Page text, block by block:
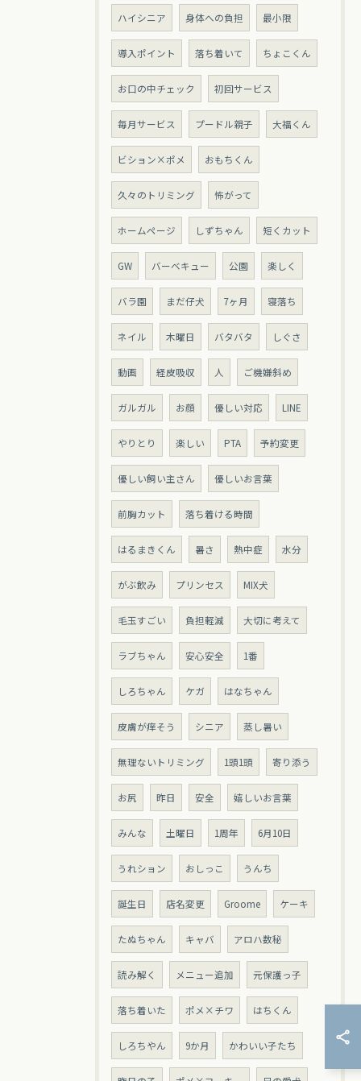
ハイシニア 身体への負担 最小限
導入ポイント 落ち着いて ちょこくん
お口の中チェック 初回サービス
毎月サービス プードル親子 大福くん
ビション×ポメ おもちくん
久々のトリミング 怖がって
ホームページ しずちゃん 短くカット
GW バーベキュー 公園 楽しく
バラ園 まだ仔犬 7ヶ月 寝落ち
ネイル 木曜日 バタバタ しぐさ
動画 経皮吸収 人 ご機嫌斜め
ガルガル お顔 優しい対応 LINE
やりとり 楽しい PTA 予約変更
優しい飼い主さん 優しいお言葉
前胸カット 落ち着ける時間
はるまきくん 暑さ 熱中症 水分
がぶ飲み プリンセス MIX犬
毛玉すごい 負担軽減 大切に考えて
ラブちゃん 安心安全 1番
しろちゃん ケガ はなちゃん
皮膚が痒そう シニア 蒸し暑い
無理ないトリミング 1頭1頭 寄り添う
お尻 昨日 安全 嬉しいお言葉
みんな 土曜日 1周年 6月10日
うれション おしっこ うんち
誕生日 店名変更 Groome ケーキ
たぬちゃん キャバ アロハ数秘
読み解く メニュー追加 元保護っ子
落ち着いた ポメ×チワ はちくん
しろちやん 9か月 かわいい子たち